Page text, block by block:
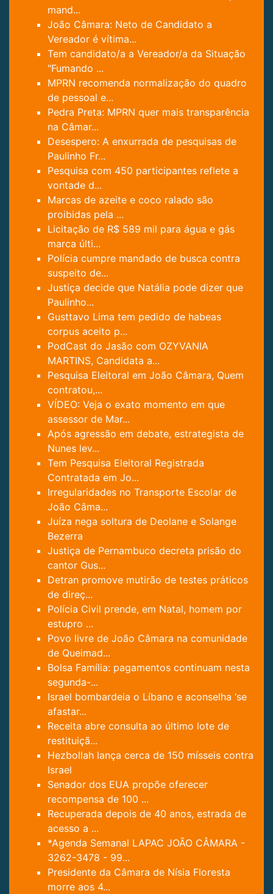
mand...
João Câmara: Neto de Candidato a
Vereador é vítima...
Tem candidato/a a Vereador/a da Situação
"Fumando ...
MPRN recomenda normalização do quadro
de pessoal e...
Pedra Preta: MPRN quer mais transparência
na Câmar...
Desespero: A enxurrada de pesquisas de
Paulinho Fr...
Pesquisa com 450 participantes reflete a
vontade d...
Marcas de azeite e coco ralado são
proibidas pela ...
Licitação de R$ 589 mil para água e gás
marca últi...
Polícia cumpre mandado de busca contra
suspeito de...
Justiça decide que Natália pode dizer que
Paulinho...
Gusttavo Lima tem pedido de habeas
corpus aceito p...
PodCast do Jasão com OZYVANIA
MARTINS, Candidata a...
Pesquisa Eleitoral em João Câmara, Quem
contratou,...
VÍDEO: Veja o exato momento em que
assessor de Mar...
Após agressão em debate, estrategista de
Nunes lev...
Tem Pesquisa Eleitoral Registrada
Contratada em Jo...
Irregularidades no Transporte Escolar de
João Câma...
Juíza nega soltura de Deolane e Solange
Bezerra
Justiça de Pernambuco decreta prisão do
cantor Gus...
Detran promove mutirão de testes práticos
de direç...
Polícia Civil prende, em Natal, homem por
estupro ...
Povo livre de João Câmara na comunidade
de Queimad...
Bolsa Família: pagamentos continuam nesta
segunda-...
Israel bombardeia o Líbano e aconselha ‘se
afastar...
Receita abre consulta ao último lote de
restituiçã...
Hezbollah lança cerca de 150 mísseis contra
Israel
Senador dos EUA propõe oferecer
recompensa de 100 ...
Recuperada depois de 40 anos, estrada de
acesso a ...
*Agenda Semanal LAPAC JOÃO CÂMARA -
3262-3478 - 99...
Presidente da Câmara de Nísia Floresta
morre aos 4...